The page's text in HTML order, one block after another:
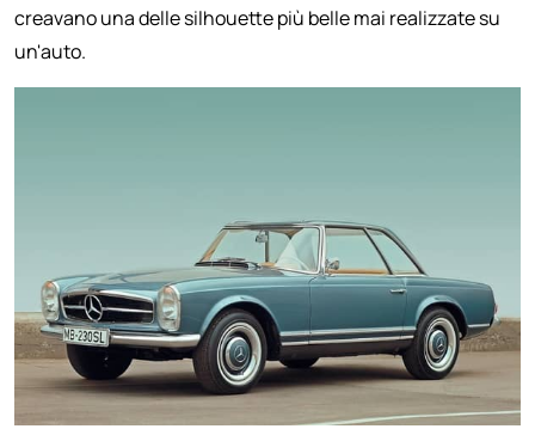
creavano una delle silhouette più belle mai realizzate su
un'auto.